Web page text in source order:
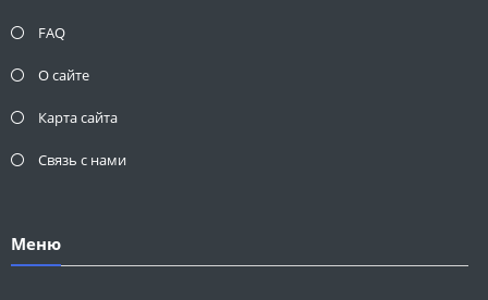
FAQ
О сайте
Карта сайта
Связь с нами
Меню